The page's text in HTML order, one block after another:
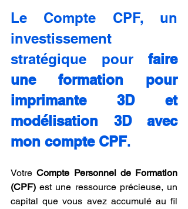
Le Compte CPF, un
investissement
stratégique pour faire
une formation pour
imprimante 3D et
modélisation 3D avec
mon compte CPF.
Votre Compte Personnel de Formation
(CPF) est une ressource précieuse, un
capital que vous avez accumulé au fil